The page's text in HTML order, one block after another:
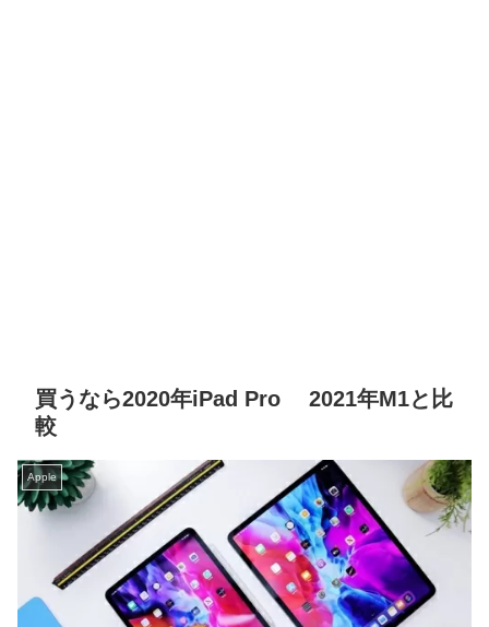
買うなら2020年iPad Pro 2021年M1と比
較
Apple